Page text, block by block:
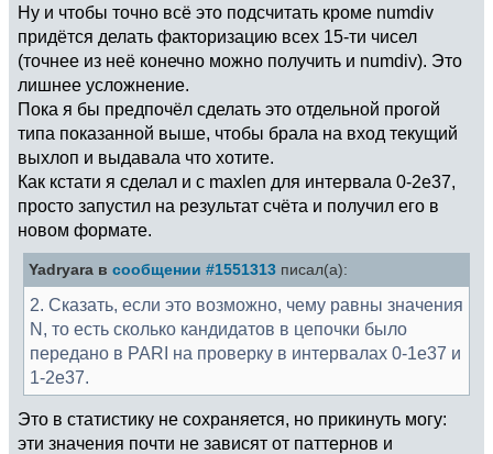
Ну и чтобы точно всё это подсчитать кроме numdiv
придётся делать факторизацию всех 15-ти чисел
(точнее из неё конечно можно получить и numdiv). Это
лишнее усложнение.
Пока я бы предпочёл сделать это отдельной прогой
типа показанной выше, чтобы брала на вход текущий
выхлоп и выдавала что хотите.
Как кстати я сделал и с maxlen для интервала 0-2e37,
просто запустил на результат счёта и получил его в
новом формате.
Yadryara в сообщении #1551313 писал(а):
2. Сказать, если это возможно, чему равны значения
N, то есть сколько кандидатов в цепочки было
передано в PARI на проверку в интервалах 0-1e37 и
1-2e37.
Это в статистику не сохраняется, но прикинуть могу:
эти значения почти не зависят от паттернов и